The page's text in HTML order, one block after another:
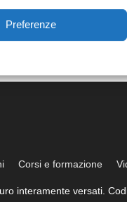
Preferenze
Corsi e formazione
interamente versati.